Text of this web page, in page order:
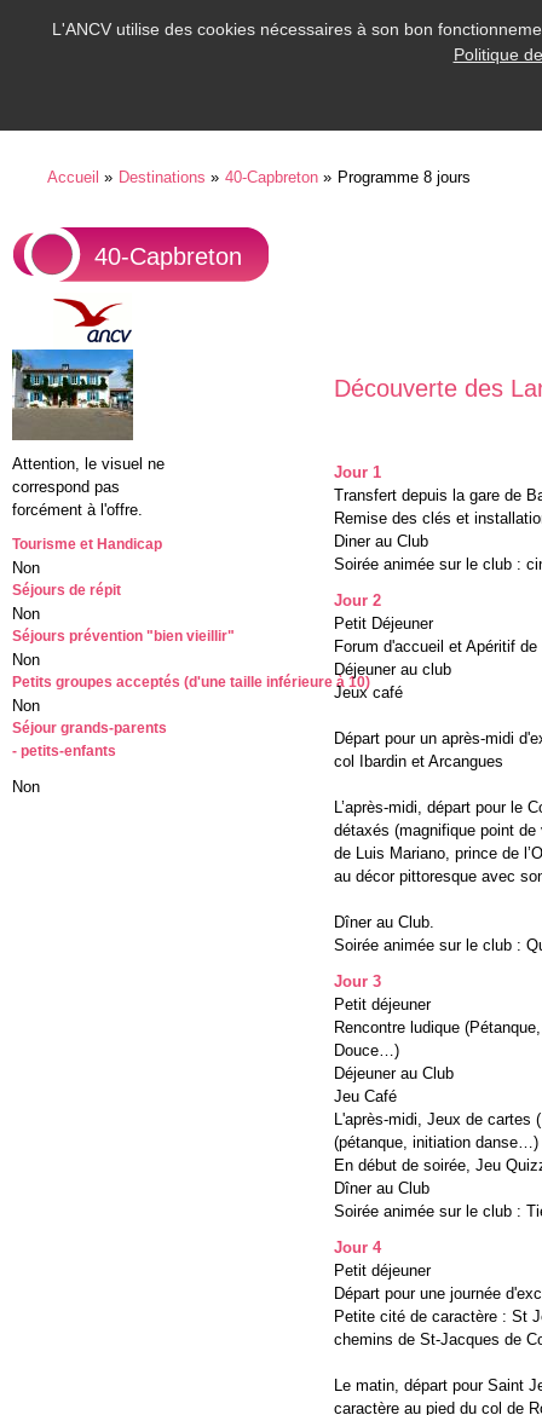
L'ANCV utilise des cookies nécessaires à son bon
Politique
Accueil » Destinations » 40-Capbreton » Programme 8 jours
40-Capbreton
Attention, le visuel ne
correspond pas
forcément à l'offre.
Tourisme et Handicap
Non
Séjours de répit
Non
Séjours prévention "bien vieillir"
Non
Petits groupes acceptés (d'une taille inférieure à 10)
Non
Séjour grands-parents
- petits-enfants
Non
Découverte des
Jour 1
Transfert depuis la gare de
Remise des clés et
Diner au Club
Soirée animée sur le club :
Jour 2
Petit Déjeuner
Forum d'accueil et Apéritif
Déjeuner au club
Jeux café
Départ pour un après-midi
col Ibardin et Arcangues
L’après-midi, départ pour le
détaxés (magnifique point
de Luis Mariano, prince de
au décor pittoresque avec
Dîner au Club.
Soirée animée sur le club :
Jour 3
Petit déjeuner
Rencontre ludique
Douce…)
Déjeuner au Club
Jeu Café
L'après-midi, Jeux de
(pétanque, initiation danse…)
En début de soirée, Jeu
Dîner au Club
Soirée animée sur le club :
Jour 4
Petit déjeuner
Départ pour une journée
Petite cité de caractère : St
chemins de St-Jacques de
Le matin, départ pour Saint
caractère au pied du col de